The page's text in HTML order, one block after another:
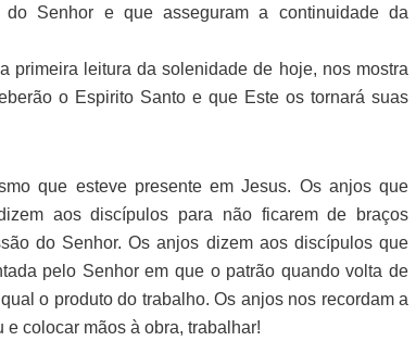
Senhor e que asseguram a continuidade da
primeira leitura da solenidade de hoje, nos mostra
o Espirito Santo e que Este os tornará suas
que esteve presente em Jesus. Os anjos que
aos discípulos para não ficarem de braços
do Senhor. Os anjos dizem aos discípulos que
pelo Senhor em que o patrão quando volta de
o produto do trabalho. Os anjos nos recordam a
colocar mãos à obra, trabalhar!